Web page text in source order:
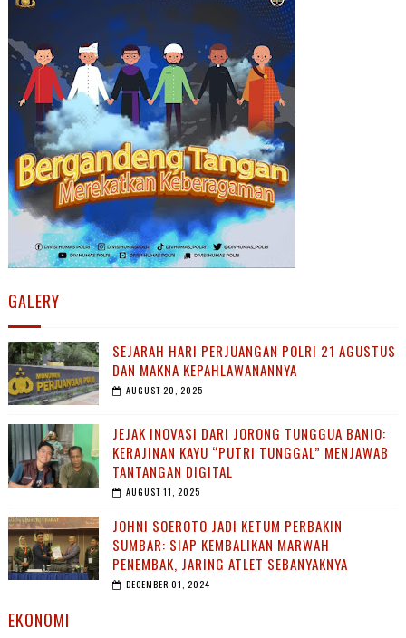
GALERY
SEJARAH HARI PERJUANGAN POLRI 21 AGUSTUS
DAN MAKNA KEPAHLAWANANNYA
AUGUST 20, 2025
JEJAK INOVASI DARI JORONG TUNGGUA BANIO:
KERAJINAN KAYU “PUTRI TUNGGAL” MENJAWAB
TANTANGAN DIGITAL
AUGUST 11, 2025
JOHNI SOEROTO JADI KETUM PERBAKIN
SUMBAR: SIAP KEMBALIKAN MARWAH
PENEMBAK, JARING ATLET SEBANYAKNYA
DECEMBER 01, 2024
EKONOMI